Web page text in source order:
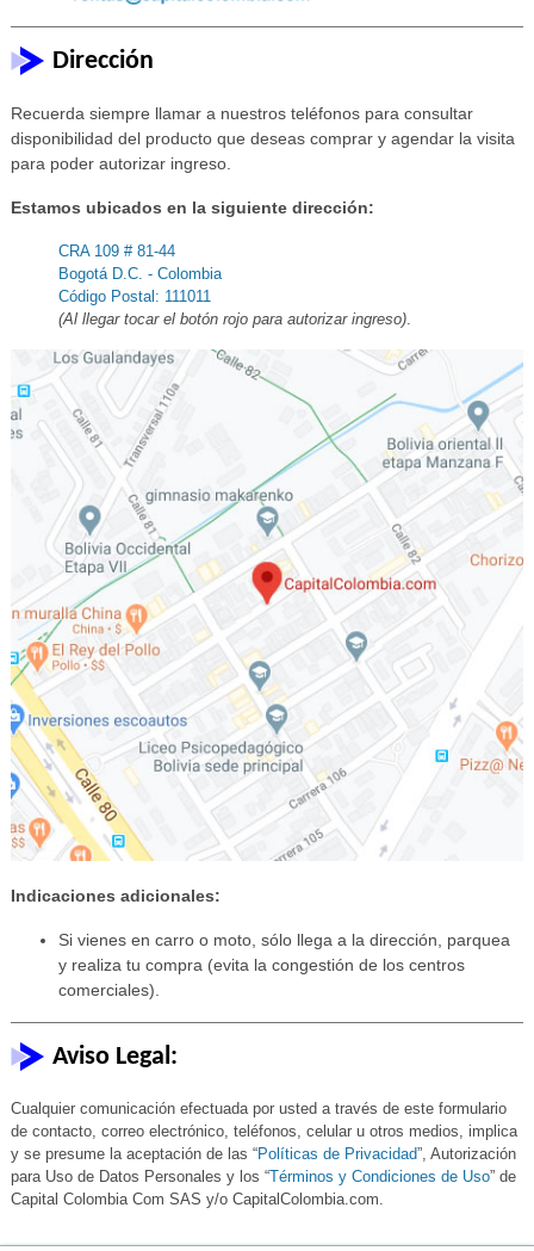
Dirección
Recuerda siempre llamar a nuestros teléfonos para consultar
disponibilidad del producto que deseas comprar y agendar la visita
para poder autorizar ingreso.
Estamos ubicados en la siguiente dirección:
CRA 109 # 81-44
Bogotá D.C. - Colombia
Código Postal: 111011
(Al llegar tocar el botón rojo para autorizar ingreso).
Indicaciones adicionales:
Si vienes en carro o moto, sólo llega a la dirección, parquea
y realiza tu compra (evita la congestión de los centros
comerciales).
Aviso Legal:
Cualquier comunicación efectuada por usted a través de este formulario
de contacto, correo electrónico, teléfonos, celular u otros medios, implica
y se presume la aceptación de las “Políticas de Privacidad”, Autorización
para Uso de Datos Personales y los “Términos y Condiciones de Uso” de
Capital Colombia Com SAS y/o CapitalColombia.com.